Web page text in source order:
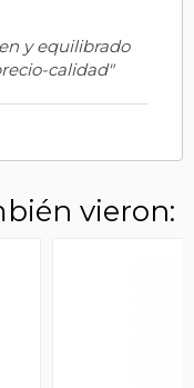
y equilibrado
calidad"
vieron: